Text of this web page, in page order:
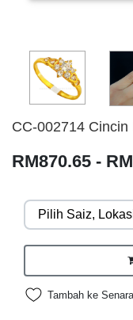
CC-002714
RM870.65 -
Tambah ke